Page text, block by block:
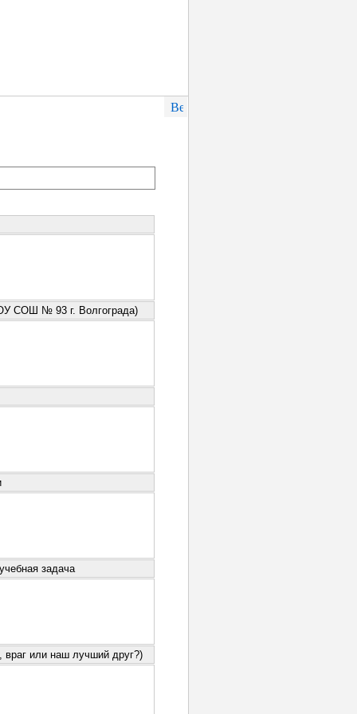
СОШ № 93 г. Волгограда)
задача
враг или наш лучший друг?)